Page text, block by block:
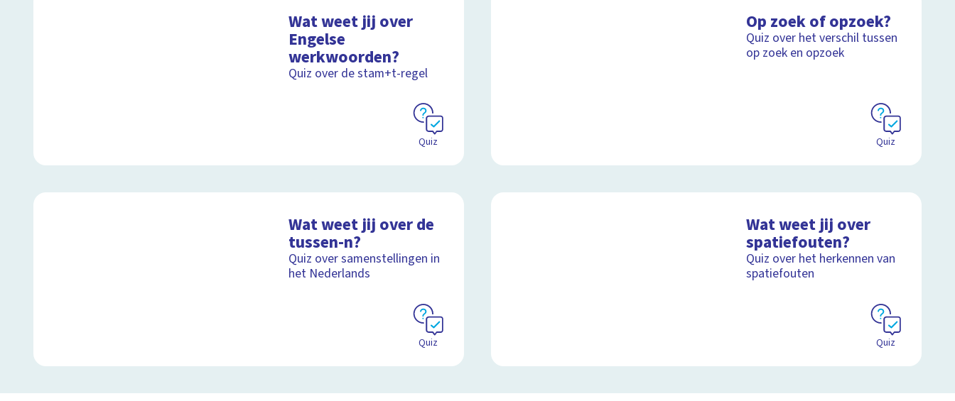
Wat weet jij over
Engelse
werkwoorden?
Quiz over de stam+t-regel
Quiz
Op zoek of opzoek?
Quiz over het verschil tussen
op zoek en opzoek
Quiz
Wat weet jij over de
tussen-n?
Quiz over samenstellingen in
het Nederlands
Quiz
Wat weet jij over
spatiefouten?
Quiz over het herkennen van
spatiefouten
Quiz